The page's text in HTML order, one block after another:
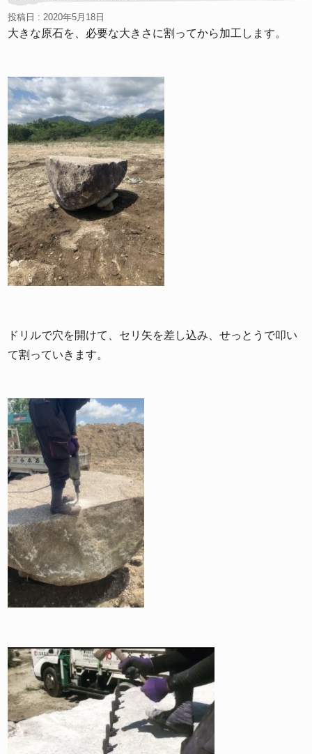
投稿日 : 2020年5月18日
大きな原石を、必要な大きさに割ってから加工します。
ドリルで穴を開けて、セリ矢を差し込み、せっとうで叩い
て割っていきます。